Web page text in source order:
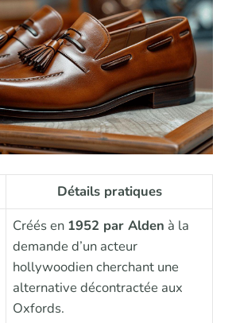
Détails pratiques
Créés en 1952 par Alden à la
demande d’un acteur
hollywoodien cherchant une
alternative décontractée aux
Oxfords.